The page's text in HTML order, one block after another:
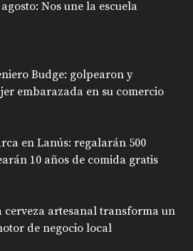
Nos une la escuela
Budge: golpearon y
embarazada en su comercio
en Lanús: regalarán 500
10 años de comida gratis
cerveza artesanal transforma un
de negocio local